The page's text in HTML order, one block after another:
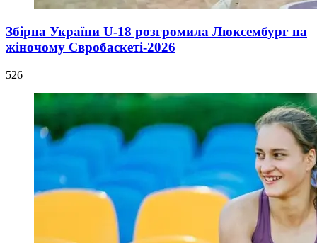
Збірна України U-18 розгромила Люксембург на
жіночому Євробаскеті-2026
526